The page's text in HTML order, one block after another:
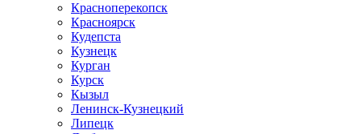
Красноперекопск
Красноярск
Кудепста
Кузнецк
Курган
Курск
Кызыл
Ленинск-Кузнецкий
Липецк